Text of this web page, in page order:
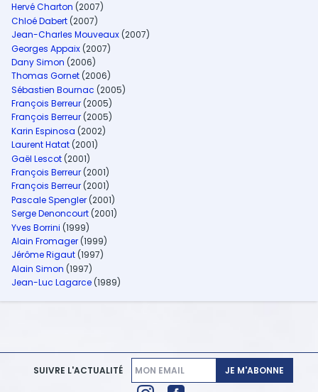
Hervé Charton (2007)
Chloé Dabert (2007)
Jean-Charles Mouveaux (2007)
Georges Appaix (2007)
Dany Simon (2006)
Thomas Gornet (2006)
Sébastien Bournac (2005)
François Berreur (2005)
François Berreur (2005)
Karin Espinosa (2002)
Laurent Hatat (2001)
Gaël Lescot (2001)
François Berreur (2001)
François Berreur (2001)
Pascale Spengler (2001)
Serge Denoncourt (2001)
Yves Borrini (1999)
Alain Fromager (1999)
Jérôme Rigaut (1997)
Alain Simon (1997)
Jean-Luc Lagarce (1989)
SUIVRE L'ACTUALITÉ JE M'ABONNE